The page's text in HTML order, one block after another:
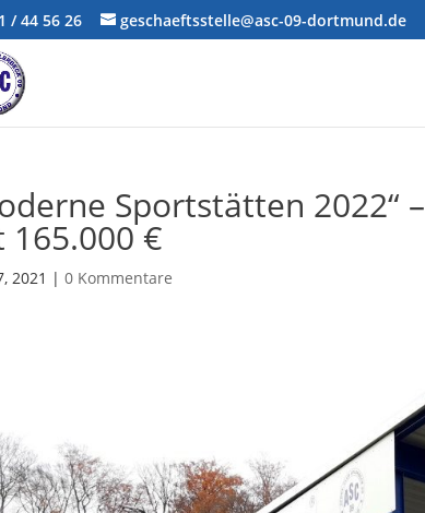
/ 44 56 26 geschaeftsstelle@asc-09-dortmund.de
Sportstätten 2022“
165.000 €
2021 |0 Kommentare